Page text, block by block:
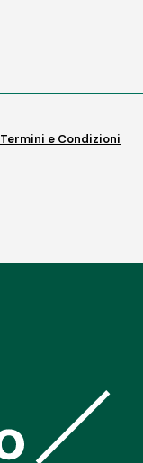
Termini e Condizioni